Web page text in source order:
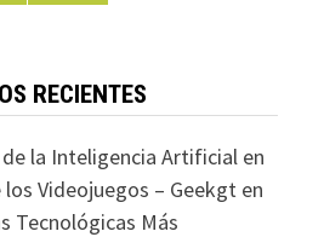
RECIENTES
la Inteligencia Artificial en
Videojuegos – Geekgten
Tecnológicas Más